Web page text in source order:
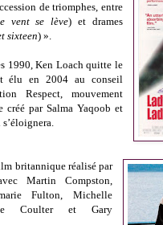
de triomphes, entre
vent se lève) et drames
sixteen) ».
1990, Ken Loach quitte le
élu en 2004 au conseil
Respect, mouvement
créé par Salma Yaqoob et
britannique réalisé par
Martin Compston,
Fulton, Michelle
Coulter et Gary